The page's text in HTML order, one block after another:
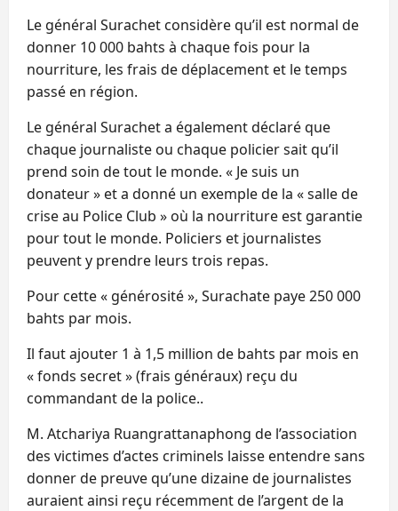
Le général Surachet considère qu’il est normal de
donner 10 000 bahts à chaque fois pour la
nourriture, les frais de déplacement et le temps
passé en région.
Le général Surachet a également déclaré que
chaque journaliste ou chaque policier sait qu’il
prend soin de tout le monde. « Je suis un
donateur » et a donné un exemple de la « salle de
crise au Police Club » où la nourriture est garantie
pour tout le monde. Policiers et journalistes
peuvent y prendre leurs trois repas.
Pour cette « générosité », Surachate paye 250 000
bahts par mois.
Il faut ajouter 1 à 1,5 million de bahts par mois en
« fonds secret » (frais généraux) reçu du
commandant de la police..
M. Atchariya Ruangrattanaphong de l’association
des victimes d’actes criminels laisse entendre sans
donner de preuve qu’une dizaine de journalistes
auraient ainsi reçu récemment de l’argent de la